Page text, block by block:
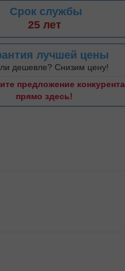
Срок службы
25 лет
лучшей цены
дешевле? Снизим цену!
предложение конкурента
прямо здесь!